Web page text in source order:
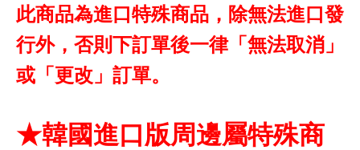
此商品為進口特殊商品，除無法進口發
行外，否則下訂單後一律「無法取消」
或「更改」訂單。
★韓國進口版周邊屬特殊商